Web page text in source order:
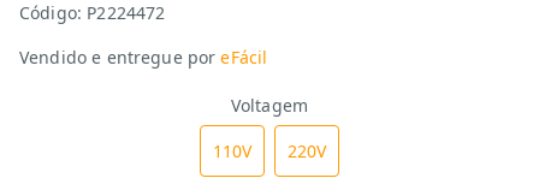
Código: P2224472
Vendido e entregue por eFácil
Voltagem
110V
220V